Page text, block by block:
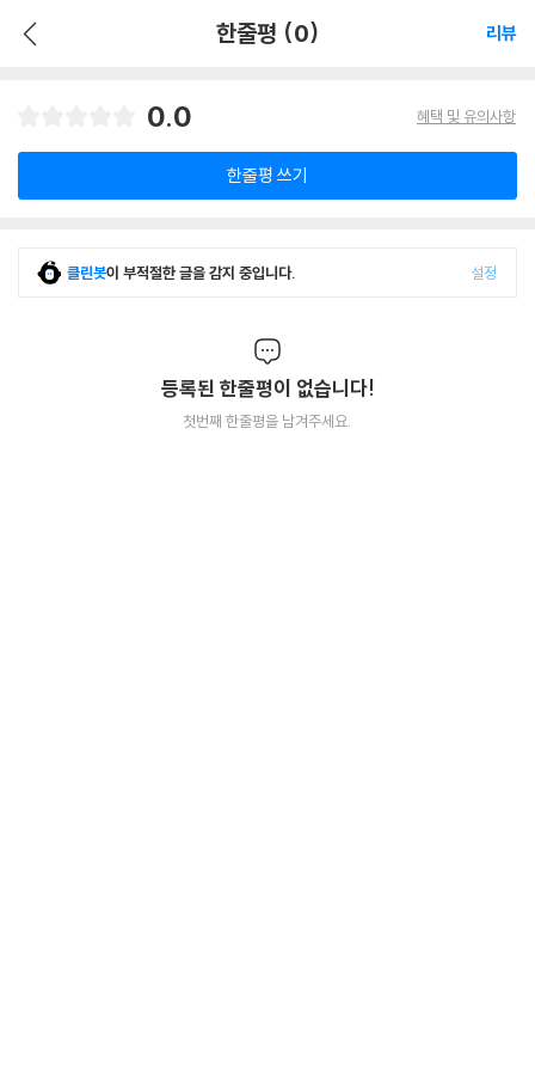
한줄평 (0) 리뷰
0.0 혜택 및 유의사항
한줄평 쓰기
클린봇이 부적절한 글을 감지 중입니다. 설정
등록된 한줄평이 없습니다!
첫번째 한줄평을 남겨주세요.